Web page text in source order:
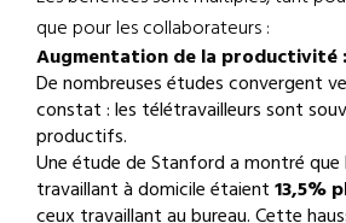
que pour les collaborateurs :
Augmentation de la productivité :
De nombreuses études convergent
constat : les télétravailleurs sont
productifs.
Une étude de Stanford a montré que
travaillant à domicile étaient13,5%
ceux travaillant au bureau. Cette